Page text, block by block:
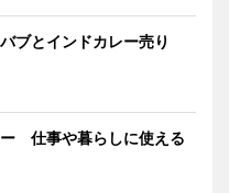
ブとインドカレー売り
仕事や暮らしに使える